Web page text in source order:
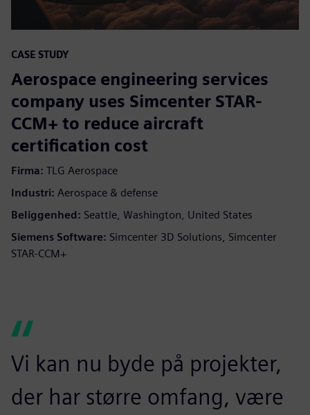
CASE STUDY
Aerospace engineering services
company uses Simcenter STAR-
CCM+ to reduce aircraft
certification cost
Firma: TLG Aerospace
Industri: Aerospace & defense
Beliggenhed: Seattle, Washington, United States
Siemens Software: Simcenter 3D Solutions, Simcenter
STAR-CCM+
Vi kan nu byde på projekter,
der har større omfang, være